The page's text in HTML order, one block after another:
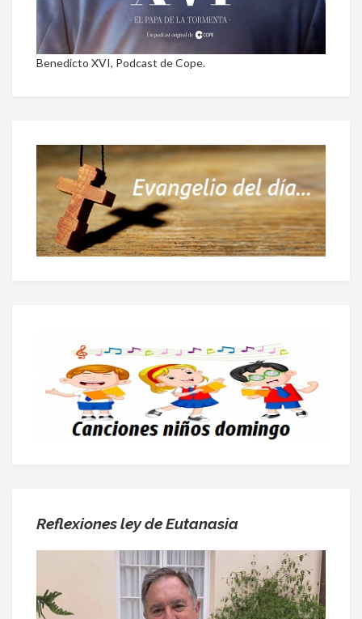
Benedicto XVI, Podcast de Cope.
Reflexiones ley de Eutanasia